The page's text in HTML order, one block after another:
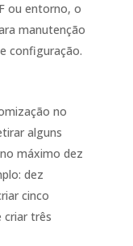
ou entorno, o
manutenção
configuração.
no
alguns
máximo dez
dez
cinco
criar três